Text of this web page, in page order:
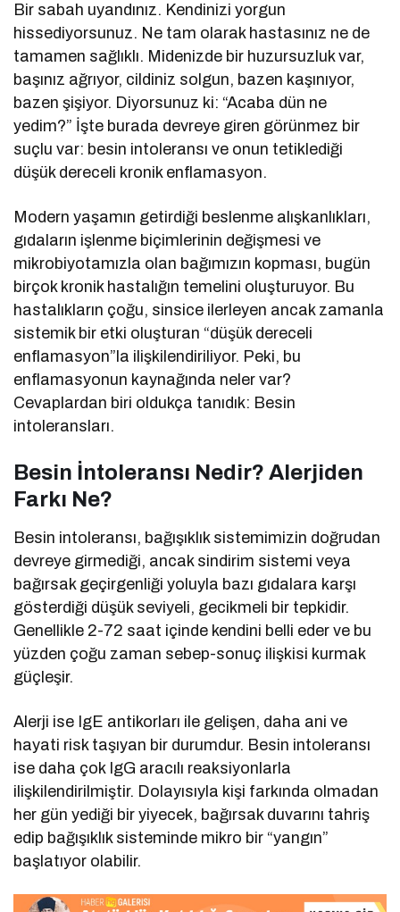
Bir sabah uyandınız. Kendinizi yorgun
hissediyorsunuz. Ne tam olarak hastasınız ne de
tamamen sağlıklı. Midenizde bir huzursuzluk var,
başınız ağrıyor, cildiniz solgun, bazen kaşınıyor,
bazen şişiyor. Diyorsunuz ki: “Acaba dün ne
yedim?” İşte burada devreye giren görünmez bir
suçlu var: besin intoleransı ve onun tetiklediği
düşük dereceli kronik enflamasyon.
Modern yaşamın getirdiği beslenme alışkanlıkları,
gıdaların işlenme biçimlerinin değişmesi ve
mikrobiyotamızla olan bağımızın kopması, bugün
birçok kronik hastalığın temelini oluşturuyor. Bu
hastalıkların çoğu, sinsice ilerleyen ancak zamanla
sistemik bir etki oluşturan “düşük dereceli
enflamasyon”la ilişkilendiriliyor. Peki, bu
enflamasyonun kaynağında neler var?
Cevaplardan biri oldukça tanıdık: Besin
intoleransları.
Besin İntoleransı Nedir? Alerjiden
Farkı Ne?
Besin intoleransı, bağışıklık sistemimizin doğrudan
devreye girmediği, ancak sindirim sistemi veya
bağırsak geçirgenliği yoluyla bazı gıdalara karşı
gösterdiği düşük seviyeli, gecikmeli bir tepkidir.
Genellikle 2-72 saat içinde kendini belli eder ve bu
yüzden çoğu zaman sebep-sonuç ilişkisi kurmak
güçleşir.
Alerji ise IgE antikorları ile gelişen, daha ani ve
hayati risk taşıyan bir durumdur. Besin intoleransı
ise daha çok IgG aracılı reaksiyonlarla
ilişkilendirilmiştir. Dolayısıyla kişi farkında olmadan
her gün yediği bir yiyecek, bağırsak duvarını tahriş
edip bağışıklık sisteminde mikro bir “yangın”
başlatıyor olabilir.